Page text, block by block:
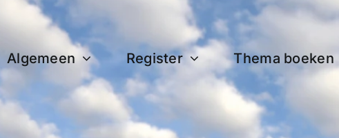
Algemeen Register Thema boeken